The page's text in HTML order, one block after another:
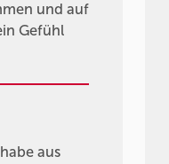
und auf
Gefühl
aus